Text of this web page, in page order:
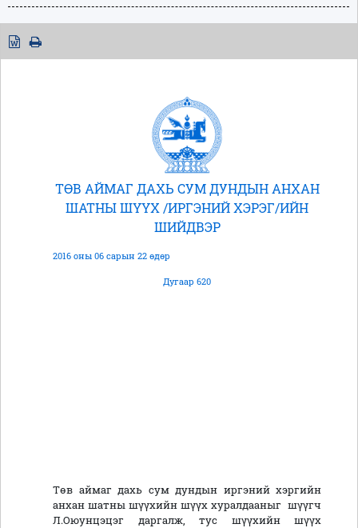
ТӨВ АЙМАГ ДАХЬ СУМ ДУНДЫН АНХАН
ШАТНЫ ШҮҮХ /ИРГЭНИЙ ХЭРЭГ/ИЙН
ШИЙДВЭР
2016 оны 06 сарын 22 өдөр
Дугаар 620
Төв аймаг дахь сум дундын иргэний хэргийн
анхан шатны шүүхийн шүүх хуралдааныг шүүгч
Л.Оюунцэцэг даргалж, тус шүүхийн шүүх